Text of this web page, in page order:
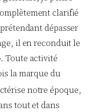
clarifié
dépasser
il en reconduit le
Toute activité
la marque du
notre époque,
tout et dans